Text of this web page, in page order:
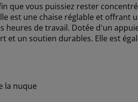
que vous puissiez rester
est une chaise réglable et offrant
heures de travail. Dotée d'un
et un soutien durables. Elle est
la nuque